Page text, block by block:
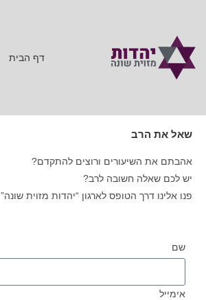
דף הבית
שאל את הרב
אהבתם את השיעורים ורוצים להתקדם?
יש לכם שאלה חשובה לרב?
פנו אלינו דרך הטופס לארגון “יהדות מזוית שונה”
שם
אימייל